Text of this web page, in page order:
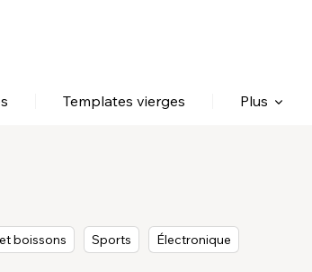
Templates vierges Plus
boissons Sports Électronique